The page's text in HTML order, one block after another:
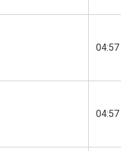
04:57
04:57